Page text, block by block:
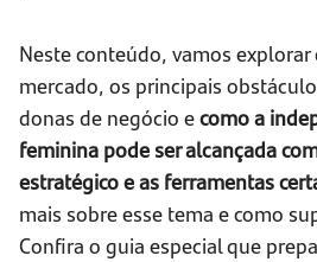
Neste conteúdo, vamos
mercado, os principais
donas de negócio ecomo a
feminina pode ser alcançada
estratégico e as ferramentas
mais sobre esse tema e como
Confira o guia especial que